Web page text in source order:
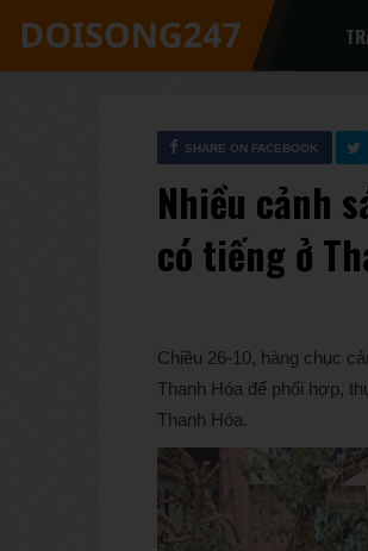
SHARE ON FACEBOOK
Nhiều cảnh
có tiếng ở
Chiều 26-10, hàng chục
Thanh Hóa để phối hợp,
Thanh Hóa.